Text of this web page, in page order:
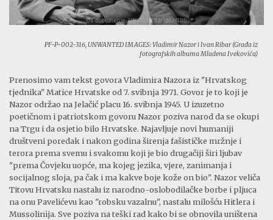
PF-P-002-316, UNWANTED IMAGES: Vladimir Nazor i Ivan Ribar (Građa iz
fotografskih albuma Mladena Ivekovića)
Prenosimo vam tekst govora Vladimira Nazora iz "Hrvatskog
tjednika" Matice Hrvatske od 7. svibnja 1971. Govor je to koji je
Nazor održao na Jelačić placu 16. svibnja 1945. U izuzetno
poetičnom i patriotskom govoru Nazor poziva narod da se okupi
na Trgu i da osjetio bilo Hrvatske. Najavljuje novi humaniji
društveni poredak i nakon godina širenja fašističke mržnje i
terora prema svemu i svakomu koji je bio drugačiji širi ljubav
"prema Čovjeku uopće, ma kojeg jezika, vjere, zanimanja i
socijalnog sloja, pa čak i ma kakve boje kože on bio". Nazor veliča
Titovu Hrvatsku nastalu iz narodno-oslobodilačke borbe i pljuca
na onu Pavelićevu kao "robsku vazalnu", nastalu milošću Hitlera i
Mussolinija. Sve poziva na teški rad kako bi se obnovila uništena